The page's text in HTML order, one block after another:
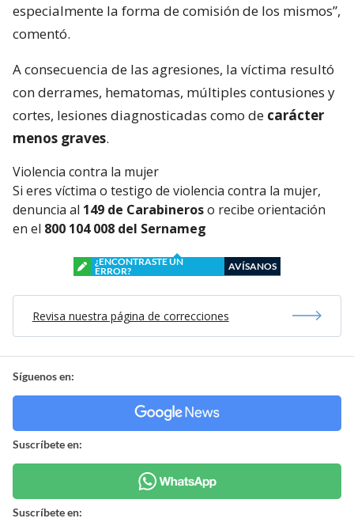
especialmente la forma de comisión de los mismos”,
comentó.
A consecuencia de las agresiones, la víctima resultó
con derrames, hematomas, múltiples contusiones y
cortes, lesiones diagnosticadas como de carácter
menos graves.
Violencia contra la mujer
Si eres víctima o testigo de violencia contra la mujer,
denuncia al 149 de Carabineroso recibe orientación
en el 800 104 008 del Sernameg
¿ENCONTRASTE UN
ERROR?
AVÍSANOS
Revisa nuestra página de correcciones
Síguenos en:
Suscríbete en:
Suscríbete en: